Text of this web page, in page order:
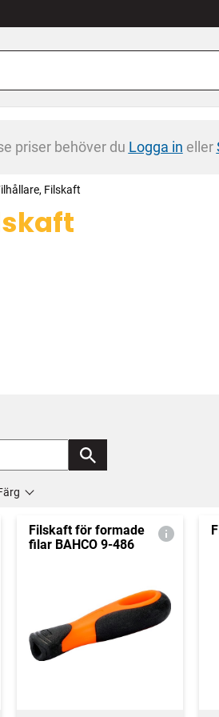
priser behöver du Logga in eller
Filskaft
Filskaft för formade
filar BAHCO 9-486